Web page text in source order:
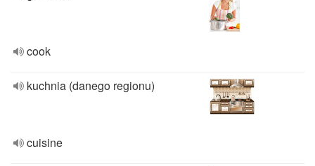
cook
kuchnia (danego regionu)
cuisine